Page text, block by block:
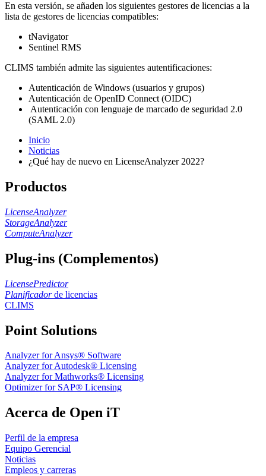
En esta versión, se añaden los siguientes gestores de licencias a la
lista de gestores de licencias compatibles:
tNavigator
Sentinel RMS
CLIMS también admite las siguientes autentificaciones:
Autenticación de Windows (usuarios y grupos)
Autenticación de OpenID Connect (OIDC)
Autenticación con lenguaje de marcado de seguridad 2.0
(SAML 2.0)
Inicio
Noticias
¿Qué hay de nuevo en LicenseAnalyzer 2022?
Productos
LicenseAnalyzer
StorageAnalyzer
ComputeAnalyzer
Plug-ins (Complementos)
LicensePredictor
Planificadorde licencias
CLIMS
Point Solutions
Analyzer for Ansys® Software
Analyzer for Autodesk® Licensing
Analyzer for Mathworks® Licensing
Optimizer for SAP® Licensing
Acerca de Open iT
Perfil de la empresa
Equipo Gerencial
Noticias
Empleos y carreras